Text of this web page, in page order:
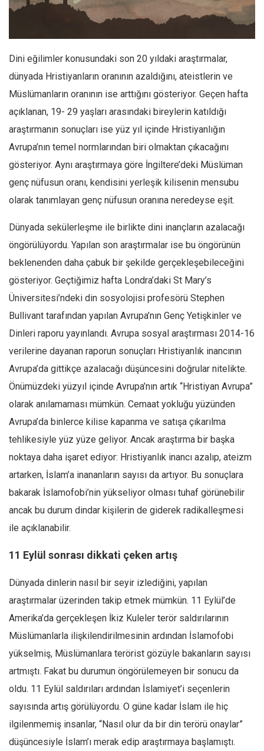
Facebook
Instagram
Editörden
Kemal Özer
Mahmut Toptaş
Yvonne Ridley
Barış Tarımcıoğlu
Ömer Kayani
Yusuf Armağan
Hasanali Yıldırım
Leyla Şerif Emin
Selçuk Türkyılmaz
Mehmet Ali Tekin
Abir E. Nahas
Amina S. Jenenkovic
Bağdagül Öz
» Yazar arşivi
Bu Sayı
Tüm Sayılar
Kategoriler
Kültür Sanat
Karisi kitap sualleri
7 soruda bu hafta
Spor
Manzara
Sağlık
Gıda-Beslenme
Hayat
Türkiye
Siyaset
Avrupa
Asya
Dini eğilimler konusundaki son 20 yıldaki araştırmalar,
dünyada Hristiyanların oranının azaldığını, ateistlerin ve
Müslümanların oranının ise arttığını gösteriyor. Geçen hafta
açıklanan, 19- 29 yaşları arasındaki bireylerin katıldığı
araştırmanın sonuçları ise yüz yıl içinde Hristiyanlığın
Avrupa’nın temel normlarından biri olmaktan çıkacağını
gösteriyor. Aynı araştırmaya göre İngiltere’deki Müslüman
genç nüfusun oranı, kendisini yerleşik kilisenin mensubu
olarak tanımlayan genç nüfusun oranına neredeyse eşit.
Dünyada sekülerleşme ile birlikte dini inançların azalacağı
öngörülüyordu. Yapılan son araştırmalar ise bu öngörünün
beklenenden daha çabuk bir şekilde gerçekleşebileceğini
gösteriyor. Geçtiğimiz hafta Londra’daki St Mary’s
Üniversitesi’ndeki din sosyolojisi profesörü Stephen
Bullivant tarafından yapılan Avrupa’nın Genç Yetişkinler ve
Dinleri raporu yayınlandı. Avrupa sosyal araştırması 2014-16
verilerine dayanan raporun sonuçları Hristiyanlık inancının
Avrupa’da gittikçe azalacağı düşüncesini doğrular nitelikte.
Önümüzdeki yüzyıl içinde Avrupa’nın artık “Hristiyan Avrupa”
olarak anılamaması mümkün. Cemaat yokluğu yüzünden
Avrupa’da binlerce kilise kapanma ve satışa çıkarılma
tehlikesiyle yüz yüze geliyor. Ancak araştırma bir başka
noktaya daha işaret ediyor: Hristiyanlık inancı azalıp, ateizm
artarken, İslam’a inananların sayısı da artıyor. Bu sonuçlara
bakarak İslamofobi’nin yükseliyor olması tuhaf görünebilir
ancak bu durum dindar kişilerin de giderek radikalleşmesi
ile açıklanabilir.
11 Eylül sonrası dikkati çeken artış
Dünyada dinlerin nasıl bir seyir izlediğini, yapılan
araştırmalar üzerinden takip etmek mümkün. 11 Eylül’de
Amerika’da gerçekleşen İkiz Kuleler terör saldırılarının
Müslümanlarla ilişkilendirilmesinin ardından İslamofobi
yükselmiş, Müslümanlara terörist gözüyle bakanların sayısı
artmıştı. Fakat bu durumun öngörülemeyen bir sonucu da
oldu. 11 Eylül saldırıları ardından İslamiyet’i seçenlerin
sayısında artış görülüyordu. O güne kadar İslam ile hiç
ilgilenmemiş insanlar, “Nasıl olur da bir din terörü onaylar”
düşüncesiyle İslam’ı merak edip araştırmaya başlamıştı.